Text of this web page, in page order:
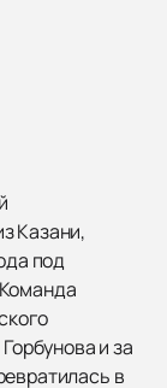
Казани,
под
и за
в